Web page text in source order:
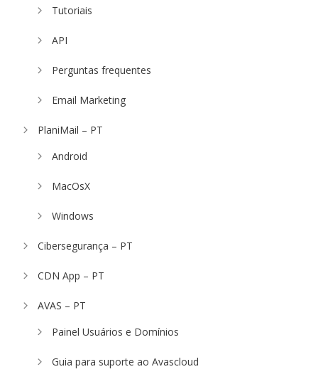
Tutoriais
API
Perguntas frequentes
Email Marketing
PlaniMail – PT
Android
MacOsX
Windows
Cibersegurança – PT
CDN App – PT
AVAS – PT
Painel Usuários e Domínios
Guia para suporte ao Avascloud